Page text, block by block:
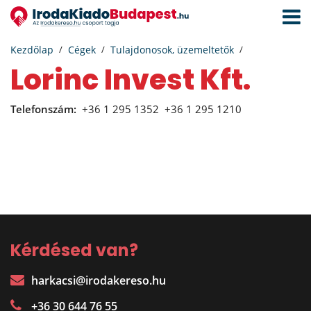
Kezdőlap Cégek Tulajdonosok, üzemeltetők
Lorinc Invest Kft.
Telefonszám: +36 1 295 1352 +36 1 295 1210
Kérdésed van?
harkacsi@irodakereso.hu
+36 30 644 76 55